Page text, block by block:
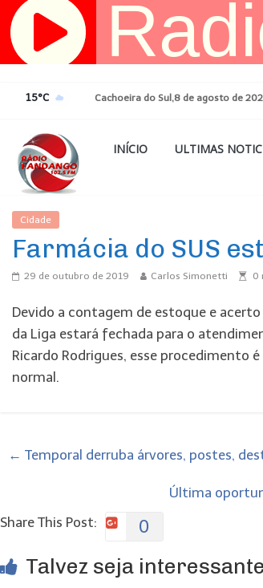
Pular
para
15°C Cachoeira do Sul,8 de agosto de
INÍCIO ULTIMAS
Cidade
Farmácia do SUS
29 de outubro de 2019 Carlos Simonetti 0
Devido a contagem de estoque e
da Liga estará fechada para o
Ricardo Rodrigues, esse procedimento
normal.
← Temporal derruba árvores, postes,
Última
Share This Post:
0
Talvez seja